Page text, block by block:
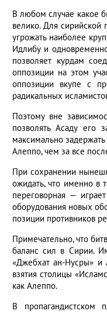
В любом случае какое
велико. Для сирийской
угрожать наиболее
Идлибу и
позволяет курдам
оппозиции на этом
оппозиции вкупе с
радикальных
Поэтому вне
позволять Асаду
максимально
Алеппо, чем за все
При сохранении
ожидать, что именно в
переговорная —
оборудования новых
позиции противников
Примечательно, что
баланс сил в Сирии.
«Джебхат ан-Нусры» и
взятия столицы
как Алеппо.
В пропагандистском